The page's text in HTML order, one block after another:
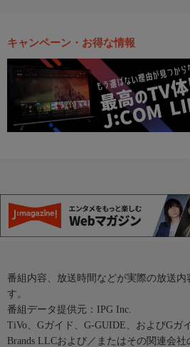
キャンペーン・お得な情報
番組内容、放送時間などが実際の放送内
す。
番組データ提供元：IPG Inc.
TiVo、Gガイド、G-GUIDE、およびGガ
Brands LLCおよび／またはその関連会